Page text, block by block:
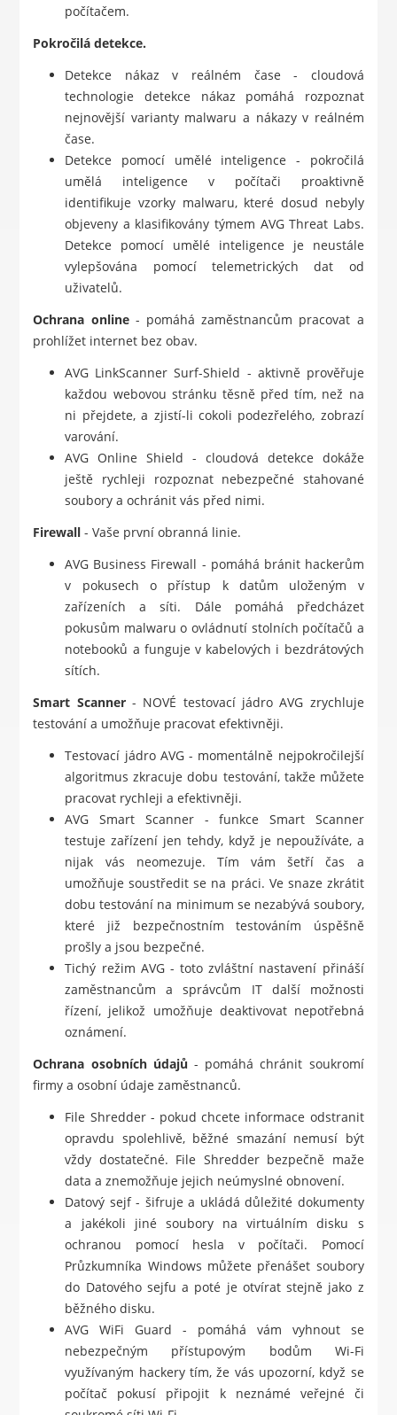
počítačem.
Pokročilá detekce.
Detekce nákaz v reálném čase - cloudová
technologie detekce nákaz pomáhá rozpoznat
nejnovější varianty malwaru a nákazy v reálném
čase.
Detekce pomocí umělé inteligence - pokročilá
umělá inteligence v počítači proaktivně
identifikuje vzorky malwaru, které dosud nebyly
objeveny a klasifikovány týmem AVG Threat Labs.
Detekce pomocí umělé inteligence je neustále
vylepšována pomocí telemetrických dat od
uživatelů.
Ochrana online- pomáhá zaměstnancům pracovat a
prohlížet internet bez obav.
AVG LinkScanner Surf-Shield - aktivně prověřuje
každou webovou stránku těsně před tím, než na
ni přejdete, a zjistí-li cokoli podezřelého, zobrazí
varování.
AVG Online Shield - cloudová detekce dokáže
ještě rychleji rozpoznat nebezpečné stahované
soubory a ochránit vás před nimi.
Firewall - Vaše první obranná linie.
AVG Business Firewall - pomáhá bránit hackerům
v pokusech o přístup k datům uloženým v
zařízeních a síti. Dále pomáhá předcházet
pokusům malwaru o ovládnutí stolních počítačů a
notebooků a funguje v kabelových i bezdrátových
sítích.
Smart Scanner- NOVÉ testovací jádro AVG zrychluje
testování a umožňuje pracovat efektivněji.
Testovací jádro AVG - momentálně nejpokročilejší
algoritmus zkracuje dobu testování, takže můžete
pracovat rychleji a efektivněji.
AVG Smart Scanner - funkce Smart Scanner
testuje zařízení jen tehdy, když je nepoužíváte, a
nijak vás neomezuje. Tím vám šetří čas a
umožňuje soustředit se na práci. Ve snaze zkrátit
dobu testování na minimum se nezabývá soubory,
které již bezpečnostním testováním úspěšně
prošly a jsou bezpečné.
Tichý režim AVG - toto zvláštní nastavení přináší
zaměstnancům a správcům IT další možnosti
řízení, jelikož umožňuje deaktivovat nepotřebná
oznámení.
Ochrana osobních údajů - pomáhá chránit soukromí
firmy a osobní údaje zaměstnanců.
File Shredder - pokud chcete informace odstranit
opravdu spolehlivě, běžné smazání nemusí být
vždy dostatečné. File Shredder bezpečně maže
data a znemožňuje jejich neúmyslné obnovení.
Datový sejf - šifruje a ukládá důležité dokumenty
a jakékoli jiné soubory na virtuálním disku s
ochranou pomocí hesla v počítači. Pomocí
Průzkumníka Windows můžete přenášet soubory
do Datového sejfu a poté je otvírat stejně jako z
běžného disku.
AVG WiFi Guard - pomáhá vám vyhnout se
nebezpečným přístupovým bodům Wi-Fi
využívaným hackery tím, že vás upozorní, když se
počítač pokusí připojit k neznámé veřejné či